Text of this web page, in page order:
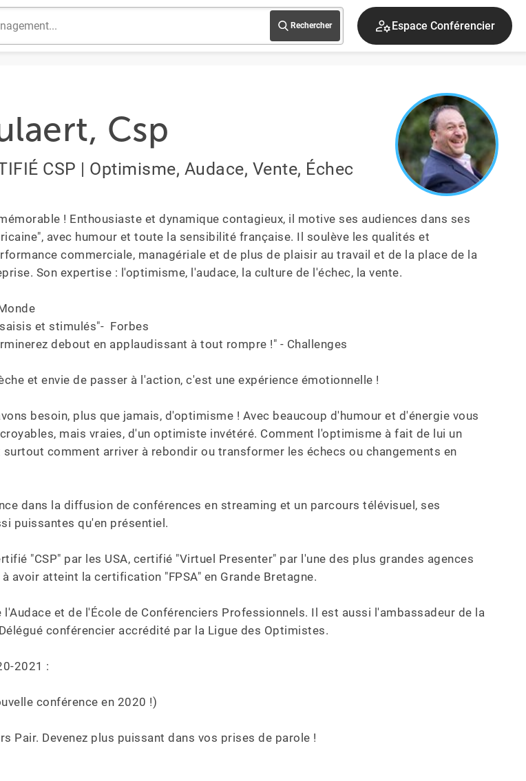
Rechercher S'inscrire
Csp
CSP | Optimisme, Audace, Vente, Échec
! Enthousiaste et dynamique contagieux, il motive ses audiences dans ses
avec humour et toute la sensibilité française. Il soulève les qualités et
commerciale, managériale et de plus de plaisir au travail et de la place de la
Son expertise : l'optimisme, l'audace, la culture de l'échec, la vente.
et stimulés"-  Forbes
debout en applaudissant à tout rompre !" - Challenges
et envie de passer à l'action, c'est une expérience émotionnelle !
besoin, plus que jamais, d'optimisme ! Avec beaucoup d'humour et d'énergie vous
mais vraies, d'un optimiste invétéré. Comment l'optimisme à fait de lui un
comment arriver à rebondir ou transformer les échecs ou changements en
dans la diffusion de conférences en streaming et un parcours télévisuel, ses
puissantes qu'en présentiel.
"CSP" par les USA, certifié "Virtuel Presenter" par l'une des plus grandes agences
avoir atteint la certification "FPSA" en Grande Bretagne.
l'Audace et de l'École de Conférenciers Professionnels. Il est aussi l'ambassadeur de la
conférencier accrédité par la Ligue des Optimistes.
2021 :
conférence en 2020 !)
Pair. Devenez plus puissant dans vos prises de parole !